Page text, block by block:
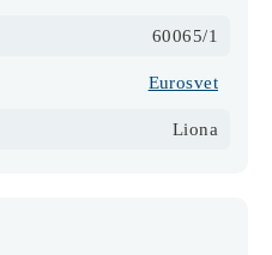
60065/1
Eurosvet
Liona